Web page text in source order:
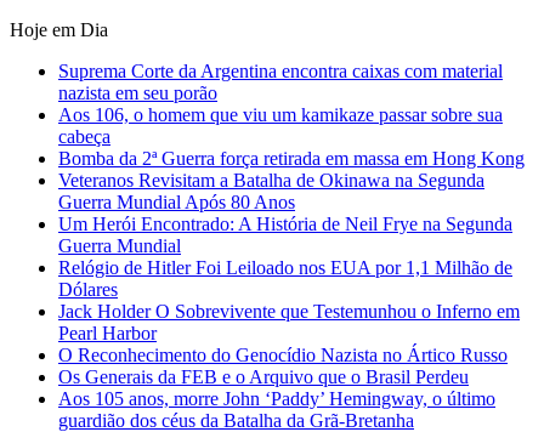
Hoje em Dia
Suprema Corte da Argentina encontra caixas com material
nazista em seu porão
Aos 106, o homem que viu um kamikaze passar sobre sua
cabeça
Bomba da 2ª Guerra força retirada em massa em Hong Kong
Veteranos Revisitam a Batalha de Okinawa na Segunda
Guerra Mundial Após 80 Anos
Um Herói Encontrado: A História de Neil Frye na Segunda
Guerra Mundial
Relógio de Hitler Foi Leiloado nos EUA por 1,1 Milhão de
Dólares
Jack Holder O Sobrevivente que Testemunhou o Inferno em
Pearl Harbor
O Reconhecimento do Genocídio Nazista no Ártico Russo
Os Generais da FEB e o Arquivo que o Brasil Perdeu
Aos 105 anos, morre John ‘Paddy’ Hemingway, o último
guardião dos céus da Batalha da Grã-Bretanha